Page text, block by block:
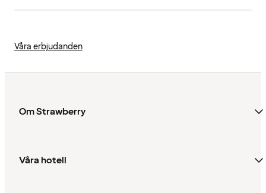
Våra erbjudanden
Om Strawberry
Våra hotell